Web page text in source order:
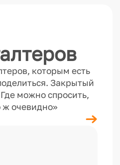
которым есть
Закрытый
можно спросить,
ж очевидно»